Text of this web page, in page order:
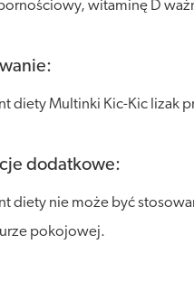
witaminę D
diety Multinki Kic-Kic lizak
dodatkowe:
diety nie może być
pokojowej.